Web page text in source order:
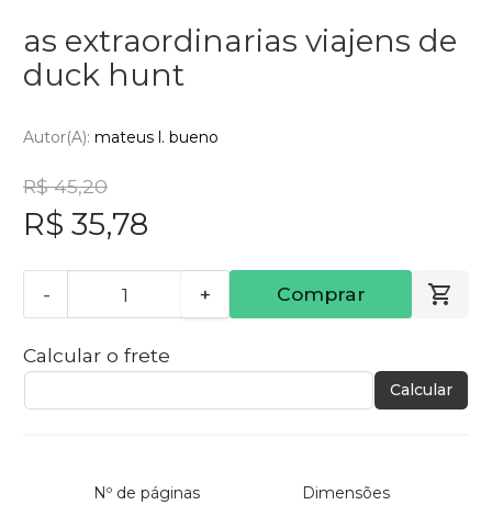
as extraordinarias viajens de
duck hunt
Autor(a): mateus l. bueno
R$ 45,20
R$ 35,78
- + Comprar
Calcular o frete
Calcular
Nº de páginas Dimensões